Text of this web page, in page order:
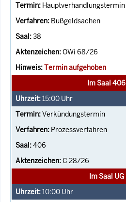
Hauptverhandlungstermin
Bußgeldsachen
38
OWi 68/26
Termin aufgehoben
Im Saal 406
15:00 Uhr
Verkündungstermin
Prozessverfahren
406
C 28/26
Im Saal UG
10:00 Uhr